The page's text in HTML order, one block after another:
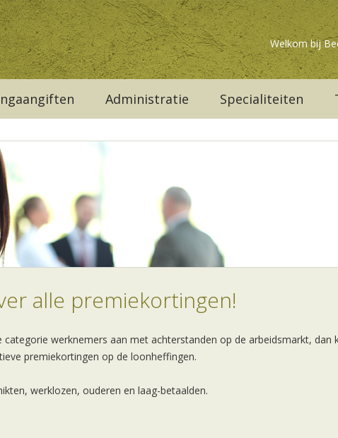
Welkom bij
Administratie Specialiteiten
alle premiekortingen!
categorie werknemers aan met achterstanden op de arbeidsmarkt, dan
premiekortingen op de loonheffingen.
werklozen, ouderen en laag-betaalden.